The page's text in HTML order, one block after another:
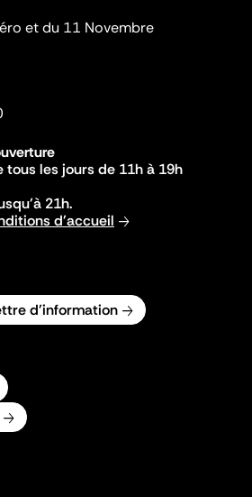
et du 11 Novembre
les jours de 11h à 19h
21h.
d'accueil
d'information